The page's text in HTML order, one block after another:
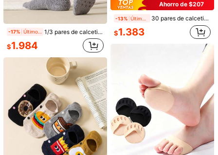
1/4/6 pares de calcetines invisibles de palma para mujer, sin mostrar el tobillo, antideslizantes, de media pie, ideales para uso diario con tacones altos. Ultra finos
$2.090
5/10 pares de calcetines invisibles antideslizantes para mujer, calcetines de nailon adecuados para zapatos, mocasines, tacones altos y tacones
$1.490
-17% Últimos 1 días 1/3 pares de calcetines de mujer de colores aleatorios, con forro esponjoso, suela antideslizante de silicona, cómodos, versátiles, aptos para dormir, actividades al aire libre, fiestas, escuela, suaves y transpirables
$1.984
Ahorro de $207
-13% 30 pares de calcetines invisibles de corte bajo con lazo para mujer, diseño minimalista de moda lindo, calcetines cómodos, suaves y transpirables para mocasines, adecuados para primavera, verano y otoño (1/3/5/10/15/20/30 pares)
$1.383